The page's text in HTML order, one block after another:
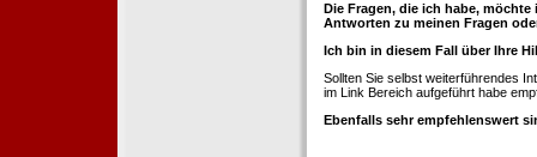
Die Fragen, die ich habe,
Antworten zu meinen Fragen
Ich bin in diesem Fall über Ihre
Sollten Sie selbst weiterführendes
im Link Bereich aufgeführt habe
Ebenfalls sehr empfehlenswert